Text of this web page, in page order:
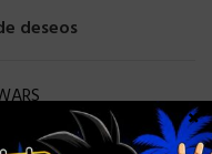
deseos
×